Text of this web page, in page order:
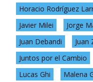
Horacio Rodríguez
Javier Milei
Jorge
Juan Debandi
Juan
Juntos por el Cambio
Lucas Ghi
Malena